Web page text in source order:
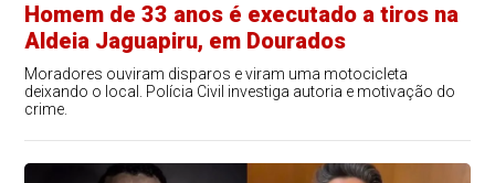
Homem de 33 anos é executado a tiros na
Aldeia Jaguapiru, em Dourados
Moradores ouviram disparos e viram uma motocicleta
deixando o local. Polícia Civil investiga autoria e motivação do
crime.